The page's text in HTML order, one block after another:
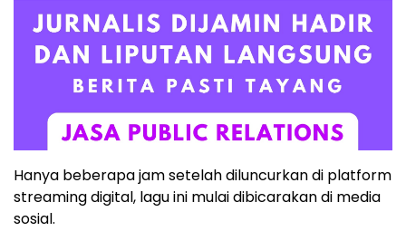
Hanya beberapa jam setelah diluncurkan di platform
streaming digital, lagu ini mulai dibicarakan di media
sosial.